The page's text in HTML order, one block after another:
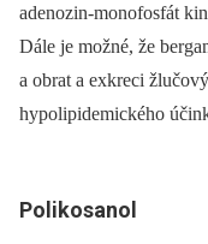
adenozin-monofosfát
Dále je možné, že
a obrat a exkreci
hypolipidemického
Polikosanol